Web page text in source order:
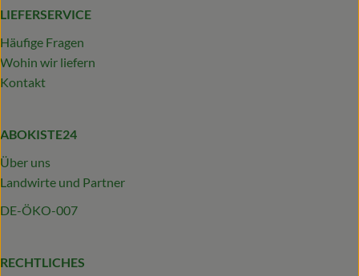
LIEFERSERVICE
Häufige Fragen
Wohin wir liefern
Kontakt
ABOKISTE24
Über uns
Landwirte und Partner
DE-ÖKO-007
RECHTLICHES